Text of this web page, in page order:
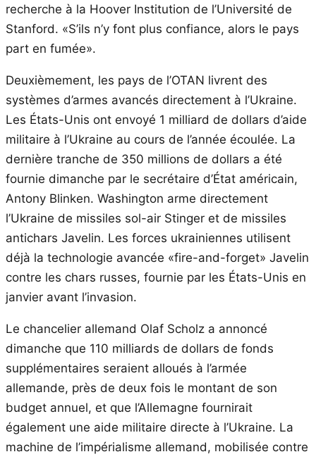
recherche à la Hoover Institution de l’Université de
Stanford. «S’ils n’y font plus confiance, alors le pays
part en fumée».
Deuxièmement, les pays de l’OTAN livrent des
systèmes d’armes avancés directement à l’Ukraine.
Les États-Unis ont envoyé 1 milliard de dollars d’aide
militaire à l’Ukraine au cours de l’année écoulée. La
dernière tranche de 350 millions de dollars a été
fournie dimanche par le secrétaire d’État américain,
Antony Blinken. Washington arme directement
l’Ukraine de missiles sol-air Stinger et de missiles
antichars Javelin. Les forces ukrainiennes utilisent
déjà la technologie avancée «fire-and-forget» Javelin
contre les chars russes, fournie par les États-Unis en
janvier avant l’invasion.
Le chancelier allemand Olaf Scholz a annoncé
dimanche que 110 milliards de dollars de fonds
supplémentaires seraient alloués à l’armée
allemande, près de deux fois le montant de son
budget annuel, et que l’Allemagne fournirait
également une aide militaire directe à l’Ukraine. La
machine de l’impérialisme allemand, mobilisée contre